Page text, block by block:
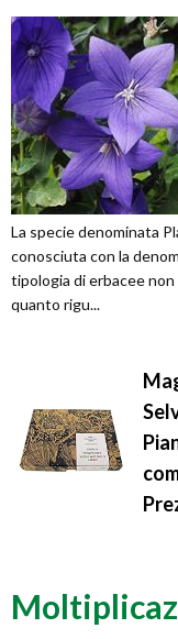
La specie denominata
conosciuta con la
tipologia di erbacee
quanto rigu...